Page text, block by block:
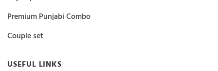
Premium Punjabi Combo
Couple set
USEFUL LINKS